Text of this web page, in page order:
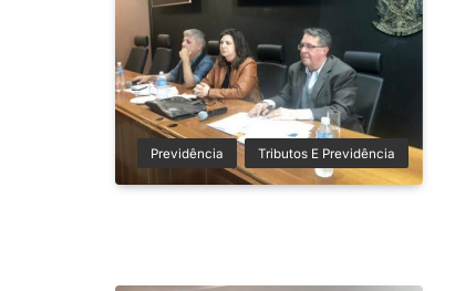
Previdência Tributos E Previdência